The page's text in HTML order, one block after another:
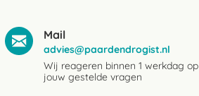
Mail
advies@paardendrogist.nl
Wij reageren binnen 1 werkdag op
jouw gestelde vragen